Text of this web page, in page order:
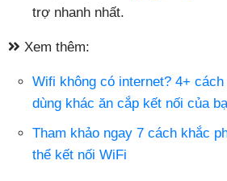
trợ nhanh nhất.
Xem thêm:
Wifi không có internet? 4+
dùng khác ăn cắp kết nối của
Tham khảo ngay 7 cách khắc
thể kết nối WiFi